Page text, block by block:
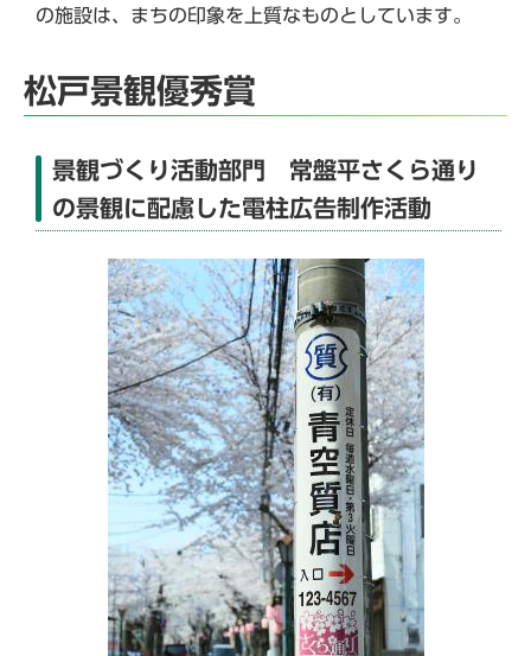
の施設は、まちの印象を上質なものとしています。
松戸景観優秀賞
景観づくり活動部門 常盤平さくら通り
の景観に配慮した電柱広告制作活動